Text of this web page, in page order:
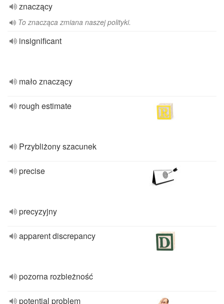
znaczący
To znacząca zmiana naszej polityki.
insignificant
mało znaczący
rough estimate
Przybliżony szacunek
precise
precyzyjny
apparent discrepancy
pozorna rozbieżność
potential problem